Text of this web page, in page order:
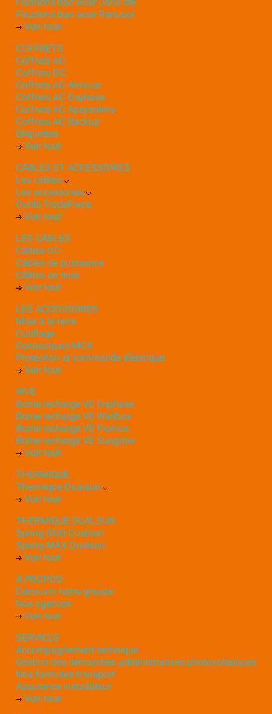
Fixations bac acier Renusol
Voir tout
COFFRETS
Coffrets AC
Coffrets DC
Coffrets AC Atmoce
Coffrets AC Enphase
Coffrets AC Apsystems
Coffrets AC Backup
Etiquettes
Voir tout
CÂBLES ET ACCESSOIRES
Les câbles
Les accessoires
Outils TradeForce
Voir tout
LES CÂBLES
Câbles DC
Câbles de puissance
Câbles de terre
Voir tout
LES ACCESSOIRES
Mise à la terre
Outillage
Connecteurs MC4
Protection et commande électrique
Voir tout
IRVE
Borne recharge VE Enphase
Borne recharge VE Wallbox
Borne recharge VE Fronius
Borne recharge VE Sungrow
Voir tout
THERMIQUE
Thermique Dualsun
Voir tout
THERMIQUE DUALSUN
Spring DUO Dualsun
Spring MAX Dualsun
Voir tout
À PROPOS
Découvrir notre groupe
Nos agences
Voir tout
SERVICES
Accompagnement technique
Gestion des démarches administratives photovoltaïques
Nos formules transport
Assurance installateur
Voir tout